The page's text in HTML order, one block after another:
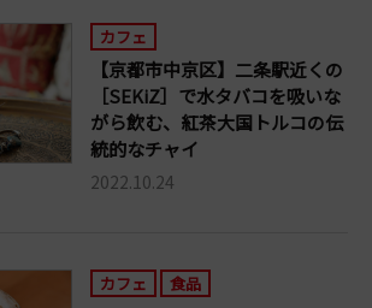
カフェ
【京都市中京区】二条駅近くの
［SEKiZ］で水タバコを吸いな
がら飲む、紅茶大国トルコの伝
統的なチャイ
2022.10.24
カフェ 食品